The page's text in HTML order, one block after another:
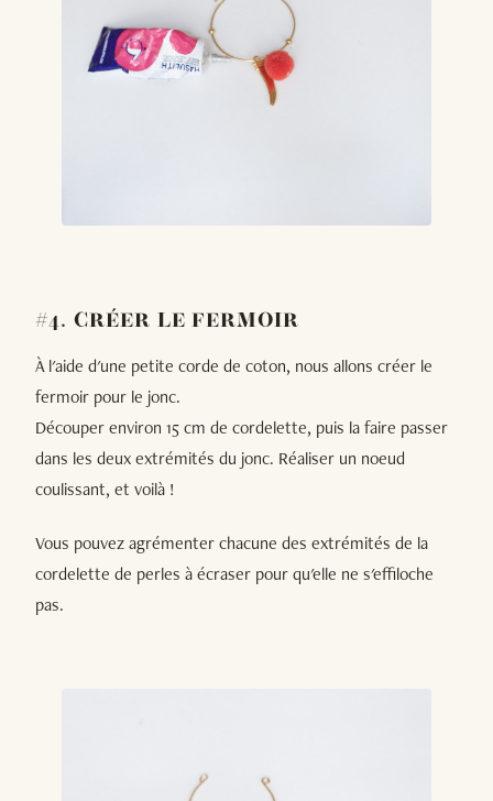
#4. CRÉER LE FERMOIR
À l'aide d'une petite corde de coton, nous allons créer le
fermoir pour le jonc.
Découper environ 15 cm de cordelette, puis la faire passer
dans les deux extrémités du jonc. Réaliser un noeud
coulissant, et voilà !
Vous pouvez agrémenter chacune des extrémités de la
cordelette de perles à écraser pour qu'elle ne s'effiloche
pas.